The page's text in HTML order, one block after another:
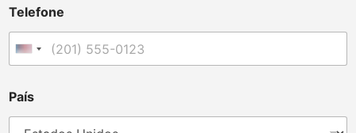
Telefone
United States +1
País